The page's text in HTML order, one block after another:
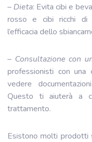
– Dieta: Evita cibi e
rosso e cibi ricchi di
l’efficacia dello
– Consultazione con
professionisti con una
vedere
Questo ti aiuterà a
trattamento.
Esistono molti prodotti